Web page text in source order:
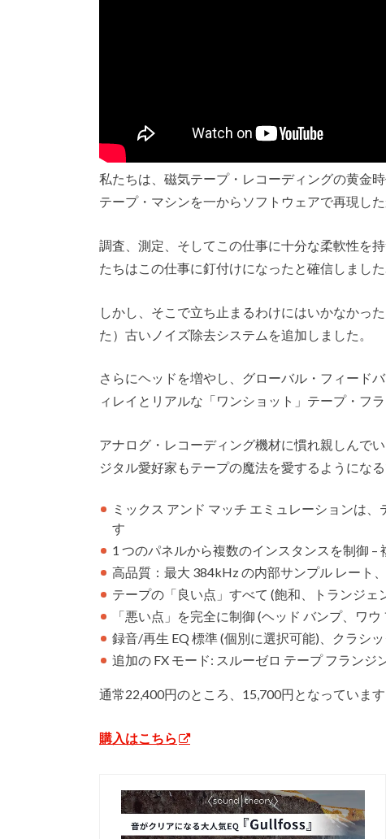
私たちは、磁気テープ・レコーディングの黄金
テープ・マシンを一からソフトウェアで再現した
調査、測定、そしてこの仕事に十分な柔軟性を
たちはこの仕事に釘付けになったと確信しました
しかし、そこで立ち止まるわけにはいかなかっ
た）古いノイズ除去システムを追加しました。
さらにヘッドを増やし、グローバル・フィード
ィレイとリアルな「ワンショット」テープ・フ
アナログ・レコーディング機材に慣れ親しんで
ジタル愛好家もテープの魔法を愛するようになる
ミックス アンド マッチ エミュレーションは
す
1 つのパネルから複数のインスタンスを制御 –
高品質：最大 384kHz の内部サンプル レート
テープの「良い点」すべて (飽和、トランジェ
「悪い点」を完全に制御 (ヘッド バンプ、ワ
録音/再生 EQ 標準 (個別に選択可能)、クラシ
追加の FX モード: スルーゼロ テープ フラン
通常22,400円のところ、15,700円となっています
購入はこちら